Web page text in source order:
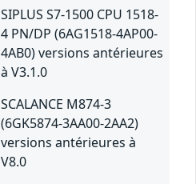
SIPLUS S7-1500 CPU 1518-
4 PN/DP (6AG1518-4AP00-
4AB0) versions antérieures
à V3.1.0
SCALANCE M874-3
(6GK5874-3AA00-2AA2)
versions antérieures à
V8.0